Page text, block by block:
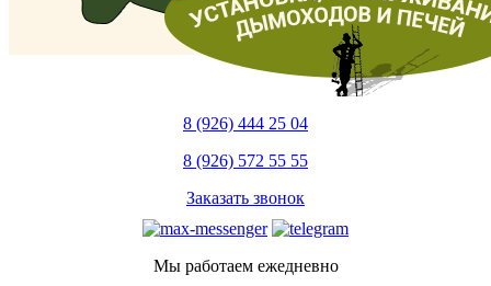
8 (926) 444 25 04
8 (926) 572 55 55
Заказать звонок
Мы работаем ежедневно